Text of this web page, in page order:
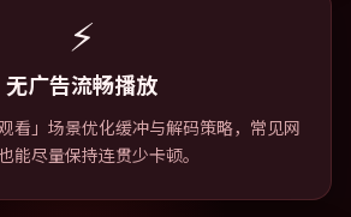
⚡
无广告流畅播放
看」场景优化缓冲与解码策略，常见网
能尽量保持连贯少卡顿。